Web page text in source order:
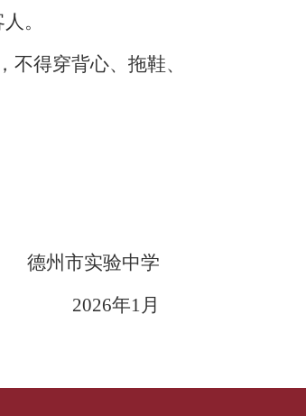
。
得穿背心、拖鞋、
德州市实验中学
2026年1月